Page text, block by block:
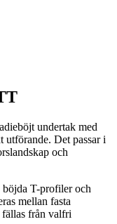
undertak med
Det passar i
och
böjda T-profiler och
mellan fasta
fällas från valfri